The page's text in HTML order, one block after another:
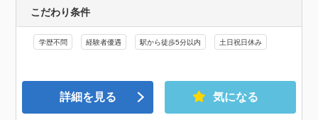
こだわり条件
学歴不問 経験者優遇 駅から徒歩5分以内 土日祝日休み
詳細を見る 気になる